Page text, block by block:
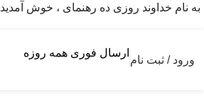
به نام خداوند روزی ده رهنمای ، خوش آمدید
ورود / ثبت نام
ارسال فوری همه روزه